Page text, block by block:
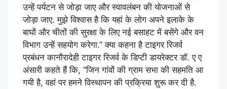
उन्हें पर्यटन से जोड़ा जाए और स्वावलंबन की योजनाओं से
जोड़ा जाए. मुझे विश्वास है कि यहां के लोग अपने इलाके के
बाघों और चीतों की सुरक्षा के लिए नई बसाहट में बसेंगे और वन
विभाग उन्हें सहयोग करेगा.” क्या कहना है टाइगर रिजर्व
प्रबंधन कानौरादेही टाइगर रिजर्व के डिप्टी डायरेक्टर डाॅ. ए ए
अंसारी कहते हैं कि, ”जिन गांवों की ग्राम सभा की सहमति आ
गयी है, वहां पर हमने विस्थापन की प्रक्रिया शुरू कर दी है.